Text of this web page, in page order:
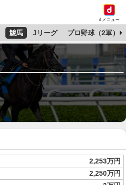
dメニュー
競馬 Jリーグ プロ野球（2軍）
2,253万円
2,250万円